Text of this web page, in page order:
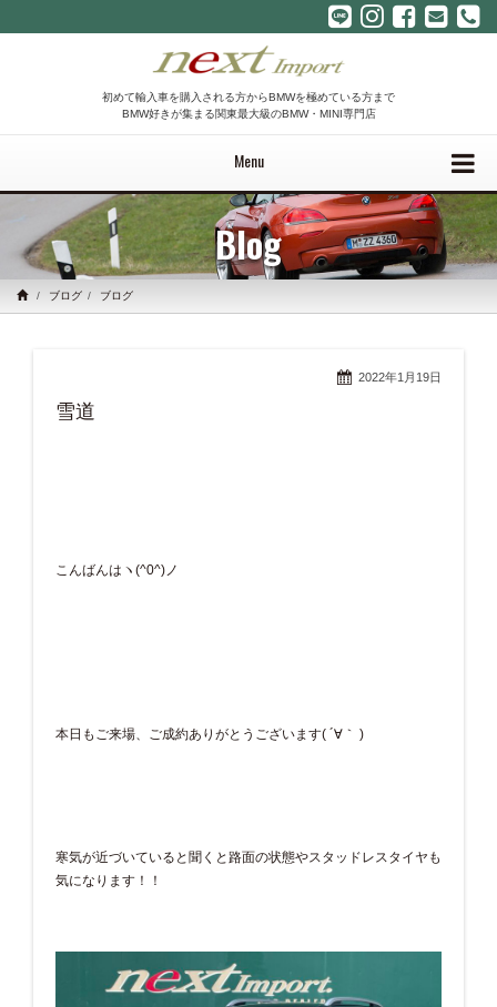
初めて輸入車を購入される方からBMWを極めている方まで
BMW好きが集まる関東最大級のBMW・MINI専門店
Menu
Blog
ブログ ブログ
2022年1月19日
雪道
こんばんはヽ(^0^)ノ
本日もご来場、ご成約ありがとうございます( ´∀｀ )
寒気が近づいていると聞くと路面の状態やスタッドレスタイヤも
気になります！！